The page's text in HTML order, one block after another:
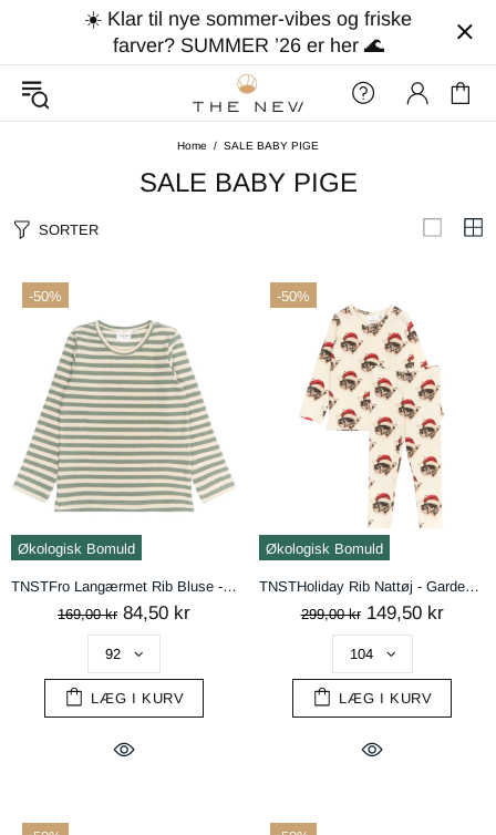
☀️ Klar til nye sommer-vibes og friske
farver? SUMMER ’26 er her 🌊
Home SALE BABY PIGE
SALE BABY PIGE
SORTER
-50%
Økologisk Bomuld
TNSTFro Langærmet Rib Bluse - Lily Pad Striped
169,00 kr 84,50 kr
LÆG I KURV
-50%
Økologisk Bomuld
TNSTHoliday Rib Nattøj - Gardenia Cat AOP
299,00 kr 149,50 kr
LÆG I KURV